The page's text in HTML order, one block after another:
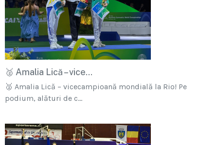
🥈 Amalia Lică – vice...
🥈 Amalia Lică – vicecampioană mondială la Rio! Pe
podium, alături de c...